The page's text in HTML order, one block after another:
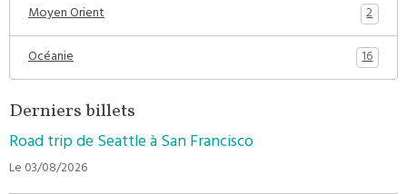
Moyen Orient
2
Océanie
16
Derniers billets
Road trip de Seattle à San Francisco
Le 03/08/2026